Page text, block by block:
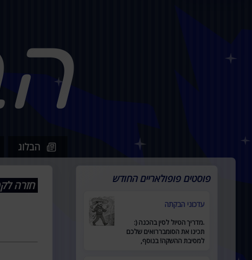
הבלוג
חזרה פוסטים פופולאריים החודש
עדכוני הבקתה
.מדריך הטיול לסין בהכנה (:
תכינו את הסומבררואים שלכם
למסיבת ההשקה! בנוסף,